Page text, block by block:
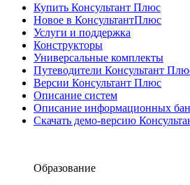
Купить Консультант Плюс
Новое в КонсультантПлюс
Услуги и поддержка
Конструкторы
Универсальные комплекты
Путеводители Консультант
Версии Консультант Плюс
Описание систем
Описание информационных
Скачать демо-версию
Образование